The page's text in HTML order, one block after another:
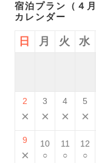
宿泊プラン（４
カレンダー
日 月 火 水
2
×
3
×
4
×
5
×
9
×
10
○
11
○
12
○